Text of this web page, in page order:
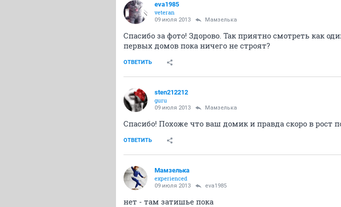
eva1985
veteran
09 июля 2013 Мамзелька
Спасибо за фото! Здорово. Так приятно смотреть как
первых домов пока ничего не строят?
ОТВЕТИТЬ
sten212212
guru
09 июля 2013 Мамзелька
Спасибо! Похоже что ваш домик и правда скоро в рост
ОТВЕТИТЬ
Мамзелька
experienced
09 июля 2013 eva1985
нет - там затишье пока